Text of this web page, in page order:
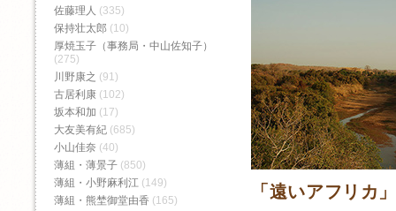
「遠いアフリカ
佐藤理人 (335)
保持壮太郎 (10)
厚焼玉子（事務局・中山佐知子）
(275)
川野康之 (91)
古居利康 (102)
坂本和加 (17)
大友美有紀 (685)
小山佳奈 (40)
薄組・薄景子 (850)
薄組・小野麻利江 (149)
薄組・熊埜御堂由香 (165)